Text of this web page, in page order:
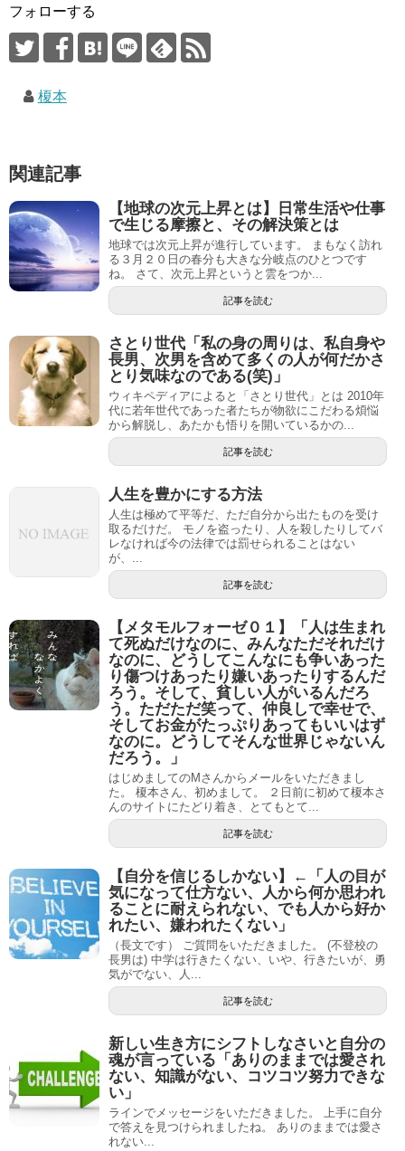
フォローする
榎本
関連記事
【地球の次元上昇とは】日常生活や仕事
で生じる摩擦と、その解決策とは
地球では次元上昇が進行しています。 まもなく訪れ
る３月２０日の春分も大きな分岐点のひとつです
ね。 さて、次元上昇というと雲をつか...
記事を読む
さとり世代「私の身の周りは、私自身や
長男、次男を含めて多くの人が何だかさ
とり気味なのである(笑)」
ウィキペディアによると「さとり世代」とは 2010年
代に若年世代であった者たちが物欲にこだわる煩悩
から解脱し、あたかも悟りを開いているかの...
記事を読む
人生を豊かにする方法
人生は極めて平等だ、ただ自分から出たものを受け
取るだけだ。 モノを盗ったり、人を殺したりしてバ
レなければ今の法律では罰せられることはない
が、...
記事を読む
【メタモルフォーゼ０１】「人は生まれ
て死ぬだけなのに、みんなただそれだけ
なのに、どうしてこんなにも争いあった
り傷つけあったり嫌いあったりするんだ
ろう。そして、貧しい人がいるんだろ
う。ただただ笑って、仲良しで幸せで、
そしてお金がたっぷりあってもいいはず
なのに。どうしてそんな世界じゃないん
だろう。」
はじめましてのMさんからメールをいただきまし
た。 榎本さん、初めまして。 ２日前に初めて榎本さ
んのサイトにたどり着き、とてもとて...
記事を読む
【自分を信じるしかない】←「人の目が
気になって仕方ない、人から何か思われ
ることに耐えられない、でも人から好か
れたい、嫌われたくない」
（長文です） ご質問をいただきました。 (不登校の
長男は) 中学は行きたくない、いや、行きたいが、勇
気がでない、人...
記事を読む
新しい生き方にシフトしなさいと自分の
魂が言っている「ありのままでは愛され
ない、知識がない、コツコツ努力できな
い」
ラインでメッセージをいただきました。 上手に自分
で答えを見つけられましたね。 ありのままでは愛さ
れない...